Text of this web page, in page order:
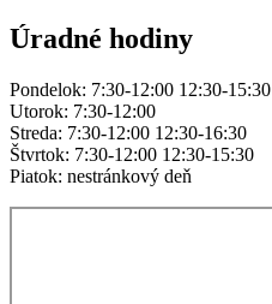
Úradné hodiny
Pondelok: 7:30-12:00 12:30-15:30
Utorok: 7:30-12:00
Streda: 7:30-12:00 12:30-16:30
Štvrtok: 7:30-12:00 12:30-15:30
Piatok: nestránkový deň